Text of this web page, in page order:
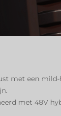
met een
met 48V